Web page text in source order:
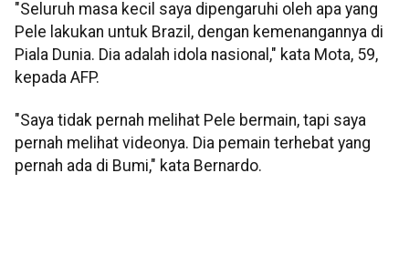
"Seluruh masa kecil saya dipengaruhi oleh apa yang
Pele lakukan untuk Brazil, dengan kemenangannya di
Piala Dunia. Dia adalah idola nasional," kata Mota, 59,
kepada AFP.
"Saya tidak pernah melihat Pele bermain, tapi saya
pernah melihat videonya. Dia pemain terhebat yang
pernah ada di Bumi," kata Bernardo.